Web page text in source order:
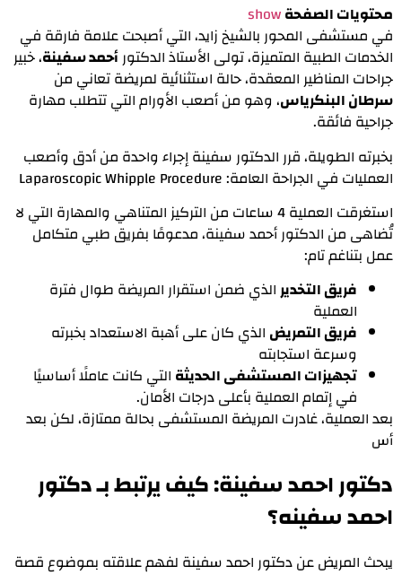
محتويات الصفحةshow
في مستشفى المحور بالشیخ زاید، التي أصبحت علامة فارقة في
الخدمات الطبیة المتمیزة، تولى الأستاذ الدكتورأحمد سفینة، خبیر
جراحات المناظیر المعقدة، حالة استثنائیة لمریضة تعاني من
سرطان البنكریاس، وھو من أصعب الأورام التي تتطلب مھارة
جراحیة فائقة.
بخبرته الطویلة، قرر الدكتور سفینة إجراء واحدة من أدق وأصعب
العملیات في الجراحة العامة: Laparoscopic Whipple Procedure
استغرقت العملیة 4 ساعات من التركیز المتناھي والمھارة التي لا
تُضاھى من الدكتور أحمد سفینة، مدعومًا بفریق طبي متكامل
عمل بتناغم تام:
فریق التخدیرالذي ضمن استقرار المریضة طوال فترة
العملیة
فریق التمریض الذي كان على أھبة الاستعداد بخبرته
وسرعة استجابته
تجھیزات المستشفى الحدیثة التي كانت عاملًا أساسیًا
في إتمام العملیة بأعلى درجات الأمان.
بعد العملیة، غادرت المریضة المستشفى بحالة ممتازة، لكن بعد
أس
دكتور احمد سفينة: كيف يرتبط بـ دكتور
احمد سفينه؟
يبحث المريض عن دكتور احمد سفينة لفهم علاقته بموضوع قصة